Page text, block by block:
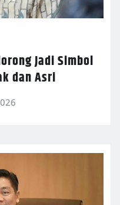
Jadi Simbol
dan Asri